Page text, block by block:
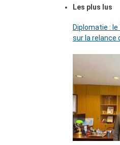
Les plus lus
Diplomatie :
sur la relance